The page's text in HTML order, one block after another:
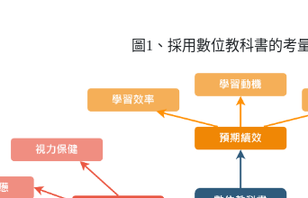
圖1、採用數位教科書的考